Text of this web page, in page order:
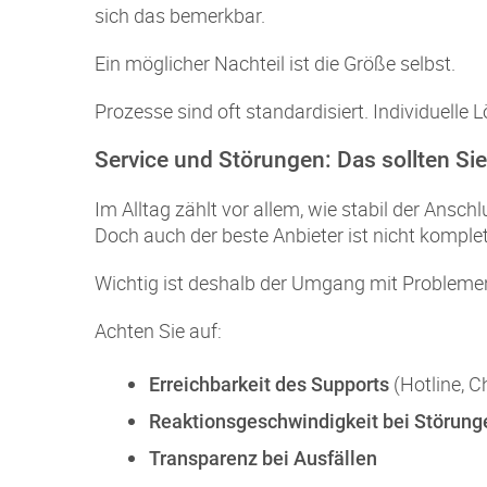
sich das bemerkbar.
Ein möglicher Nachteil ist die Größe selbst.
Prozesse sind oft standardisiert. Individuelle
Service und Störungen: Das sollten
Im Alltag zählt vor allem, wie stabil der
Doch auch der beste Anbieter ist nicht
Wichtig ist deshalb der Umgang mit
Achten Sie auf:
Erreichbarkeit des Supports (Hotline,
Reaktionsgeschwindigkeit bei
Transparenz bei Ausfällen